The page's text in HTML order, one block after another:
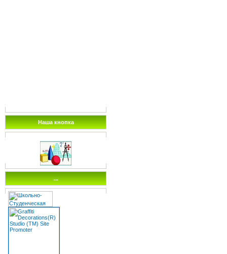
Наша кнопка
...